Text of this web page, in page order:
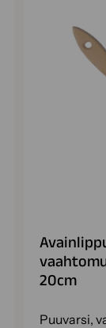
20cm
Puuvarsi,